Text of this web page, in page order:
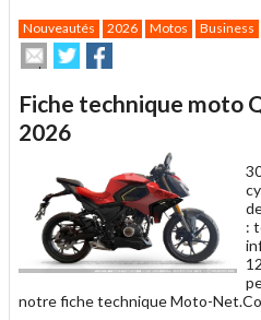
Nouveautés 2026 Motos Business
Envoyer
cet
à
un
ami
Partager
sur
sur
Fiche technique moto
2026
:
notre fiche technique Moto-